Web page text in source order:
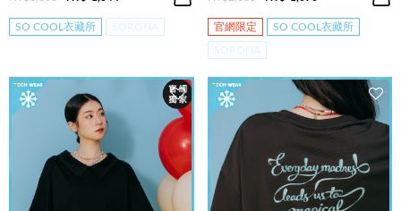
SO COOL衣藏所 SORONA 官網限定 SO COOL衣藏所
SORONA